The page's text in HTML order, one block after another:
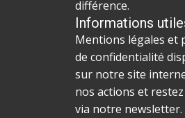
différence.
Informations
Mentions légales et
de confidentialité
sur notre site
nos actions et
via notre newsletter.